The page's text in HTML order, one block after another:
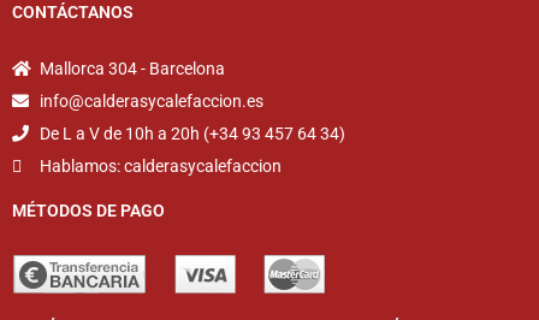
CONTÁCTANOS
Mallorca 304 - Barcelona
info@calderasycalefaccion.es
De L a V de 10h a 20h (+34 93 457 64 34)
Hablamos: calderasycalefaccion
MÉTODOS DE PAGO